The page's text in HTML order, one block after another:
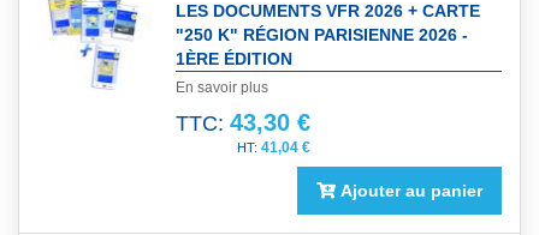
LES DOCUMENTS VFR 2026 + CARTE
"250 K" RÉGION PARISIENNE 2026 -
1ÈRE ÉDITION
En savoir plus
TTC: 43,30 €
41,04 €
Ajouter au panier